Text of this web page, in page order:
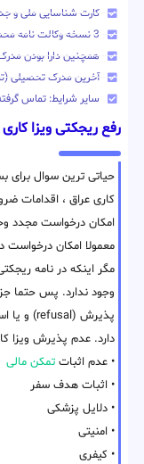
کارت شناسایی ملی و
3 نسخه وکالت نامه محضری
همچنین دارا بودن
آخرین مدرک تحصیلی
سایر شرایط: تماس
رفع ریجکتی ویزا
حیاتی ترین سوال برای
کاری عراق ، اقدامات
امکان درخواست مجدد
معمولا امکان درخواست
مگر اینکه در نامه
وجود ندارد. پس حتما
دارد. عدم پذیرش ویزا
• عدم اثبات تمکن مالی
• اثبات هدف سفر
• دلایل پزشکی
• امنیتی
• کیفری